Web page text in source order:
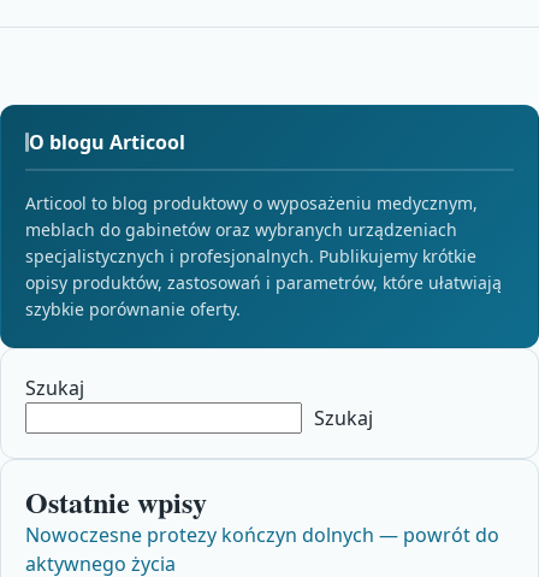
O blogu Articool
Articool to blog produktowy o wyposażeniu medycznym,
meblach do gabinetów oraz wybranych urządzeniach
specjalistycznych i profesjonalnych. Publikujemy krótkie
opisy produktów, zastosowań i parametrów, które ułatwiają
szybkie porównanie oferty.
Szukaj
Szukaj
Ostatnie wpisy
Nowoczesne protezy kończyn dolnych — powrót do
aktywnego życia